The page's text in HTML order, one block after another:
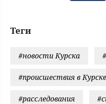
Теги
#новости Курска
#происшествия в
#расследования